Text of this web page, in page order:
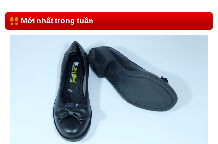
Mới nhất trong tuần